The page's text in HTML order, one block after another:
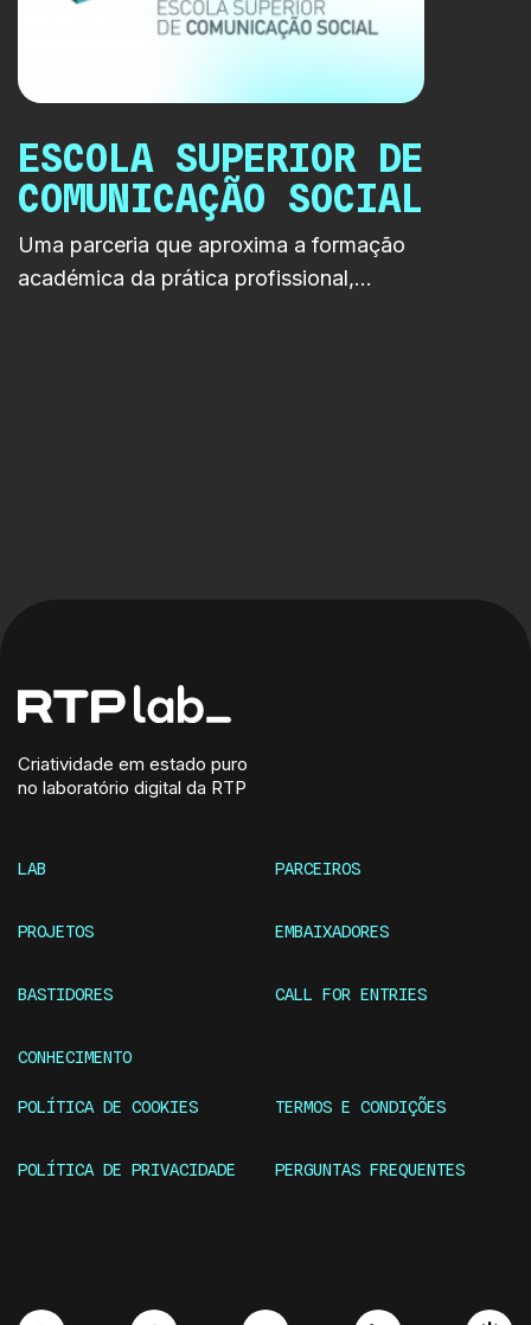
ESCOLA SUPERIOR DE
COMUNICAÇÃO SOCIAL
Uma parceria que aproxima a formação
académica da prática profissional,
Criatividade em estado puro
no laboratório digital da RTP
LAB
PROJETOS
BASTIDORES
CONHECIMENTO
PARCEIROS
EMBAIXADORES
CALL FOR ENTRIES
POLÍTICA DE COOKIES
POLÍTICA DE PRIVACIDADE
TERMOS E CONDIÇÕES
PERGUNTAS FREQUENTES